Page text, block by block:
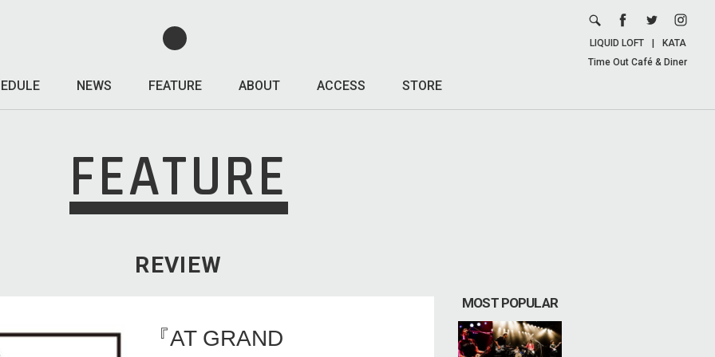
NEWS FEATURE ABOUT ACCESS STORE
LIQUID LOFT
KATA
Time Out Café & Diner
FEATURE
REVIEW
『AT GRAND
MOST POPULAR